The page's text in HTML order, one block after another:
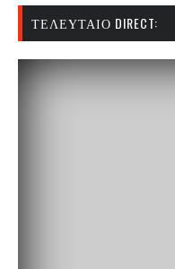
ΤΕΛΕΥΤΑΊΟ DIRECT: